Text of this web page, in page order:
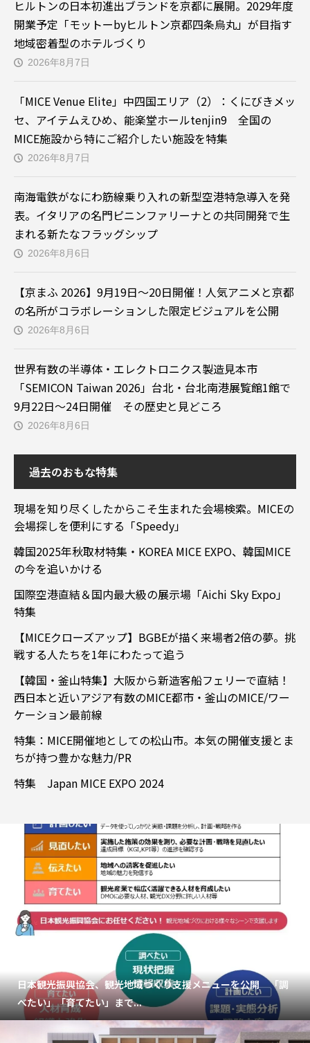
ヒルトンの日本初進出ブランドを京都に展開。2029年度
開業予定「モットーbyヒルトン京都四条烏丸」が目指す
地域密着型のホテルづくり
2026年8月7日
「MICE Venue Elite」中四国エリア（2）：くにびきメッ
セ、アイテムえひめ、能楽堂ホールtenjin9 全国の
MICE施設から特にご紹介したい施設を特集
2026年8月7日
南海電鉄がなにわ筋線乗り入れの新型空港特急導入を発
表。イタリアの名門ピニンファリーナとの共同開発で生
まれる新たなフラッグシップ
2026年8月6日
【京まふ 2026】9月19日～20日開催！人気アニメと京都
の名所がコラボレーションした限定ビジュアルを公開
2026年8月6日
世界有数の半導体・エレクトロニクス製造見本市
「SEMICON Taiwan 2026」台北・台北南港展覧館1館で
9月22日～24日開催 その歴史と見どころ
2026年8月6日
過去のおもな特集
現場を知り尽くしたからこそ生まれた会場検索。MICEの
会場探しを便利にする「Speedy」
韓国2025年秋取材特集・KOREA MICE EXPO、韓国MICE
の今を追いかける
国際空港直結＆国内最大級の展示場「Aichi Sky Expo」
特集
【MICEクローズアップ】BGBEが描く来場者2倍の夢。挑
戦する人たちを1年にわたって追う
【韓国・釜山特集】大阪から新造客船フェリーで直結！
西日本と近いアジア有数のMICE都市・釜山のMICE/ワー
ケーション最前線
特集：MICE開催地としての松山市。本気の開催支援とま
ちが持つ豊かな魅力/PR
特集 Japan MICE EXPO 2024
日本観光振興協会、観光地域づくり支援メニューを公開 「調
べたい」「育てたい」まで...